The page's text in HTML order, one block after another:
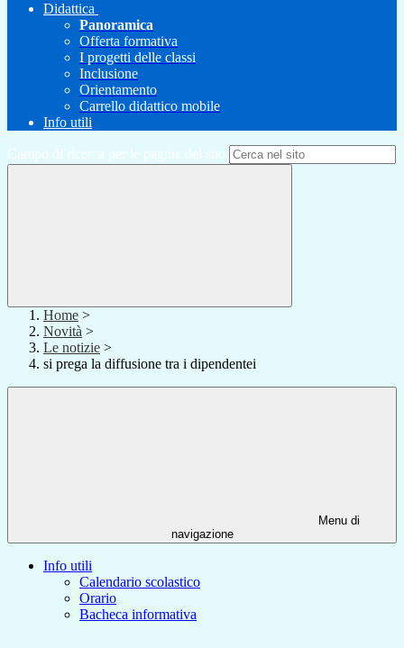
Didattica
Panoramica
Offerta formativa
I progetti delle classi
Inclusione
Orientamento
Carrello didattico mobile
Info utili
Campo di ricerca per le pagine del sito
Home >
Novità >
Le notizie >
si prega la diffusione tra i dipendentei
Menu di
navigazione
Info utili
Calendario scolastico
Orario
Bacheca informativa